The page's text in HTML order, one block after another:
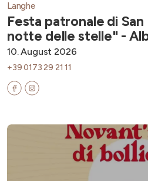
Langhe
Festa patronale di
notte delle stelle" -
10. August 2026
+39 0173 29 21 11